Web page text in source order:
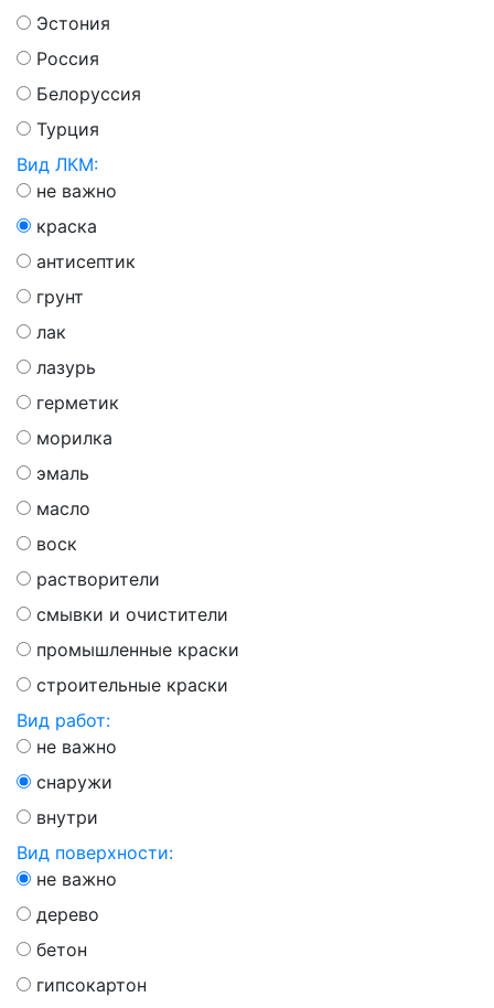
Эстония
Россия
Белоруссия
Турция
Вид ЛКМ:
не важно
краска
антисептик
грунт
лак
лазурь
герметик
морилка
эмаль
масло
воск
растворители
смывки и очистители
промышленные краски
строительные краски
Вид работ:
не важно
снаружи
внутри
Вид поверхности:
не важно
дерево
бетон
гипсокартон